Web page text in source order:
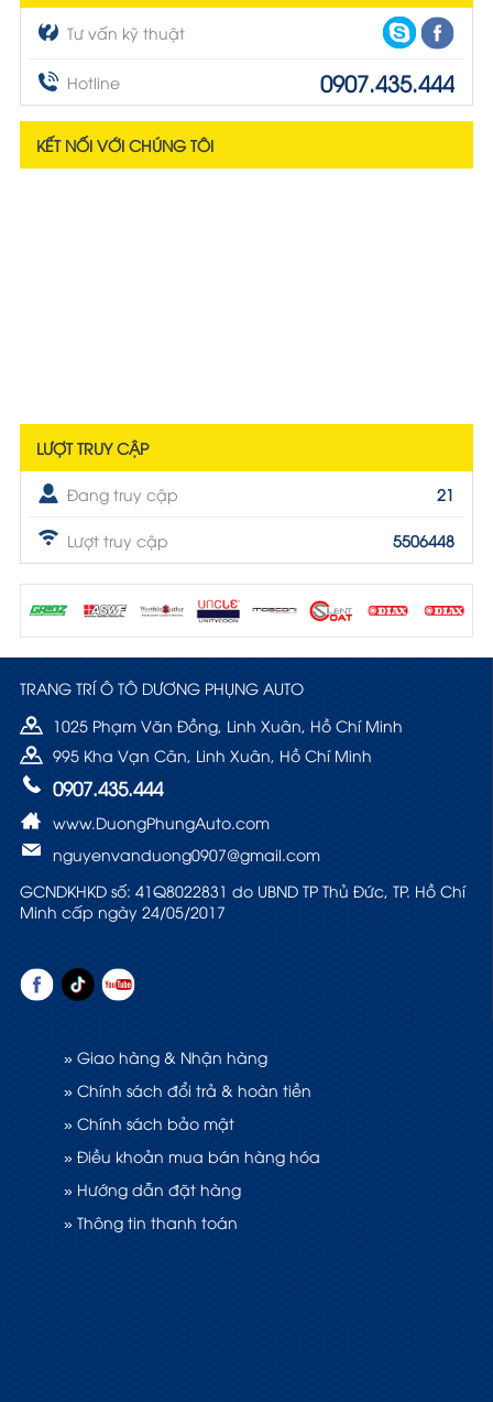
Tư vấn kỹ thuật
Hotline 0907.435.444
KẾT NỐI VỚI CHÚNG TÔI
LƯỢT TRUY CẬP
Đang truy cập 21
Lượt truy cập 5506448
TRANG TRÍ Ô TÔ DƯƠNG PHỤNG AUTO
1025 Phạm Văn Đồng, Linh Xuân, Hồ Chí Minh
995 Kha Vạn Cân, Linh Xuân, Hồ Chí Minh
0907.435.444
www.DuongPhungAuto.com
nguyenvanduong0907@gmail.com
GCNDKHKD số: 41Q8022831 do UBND TP Thủ Đức, TP. Hồ Chí
Minh cấp ngày 24/05/2017
» Giao hàng & Nhận hàng
» Chính sách đổi trả & hoàn tiền
» Chính sách bảo mật
» Điều khoản mua bán hàng hóa
» Hướng dẫn đặt hàng
» Thông tin thanh toán